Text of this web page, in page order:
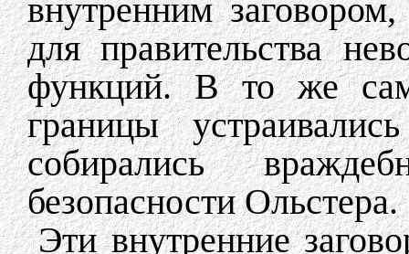
внутренним
для правительства
функций. В то же
границы
собирались
безопасности Ольстера.
Эти внутренние